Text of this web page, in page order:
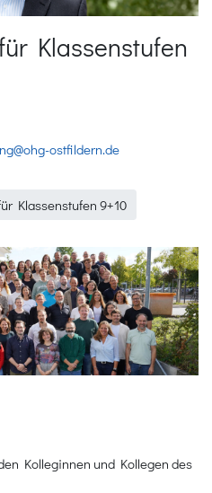
Klassenstufen
ostfildern.de
Klassenstufen 9+10
Kolleginnen und Kollegen des